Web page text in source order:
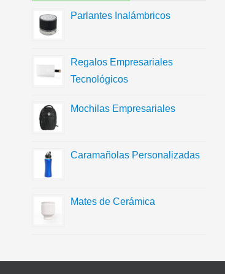
Parlantes Inalámbricos
Regalos Empresariales
Tecnológicos
Mochilas Empresariales
Caramañolas Personalizadas
Mates de Cerámica